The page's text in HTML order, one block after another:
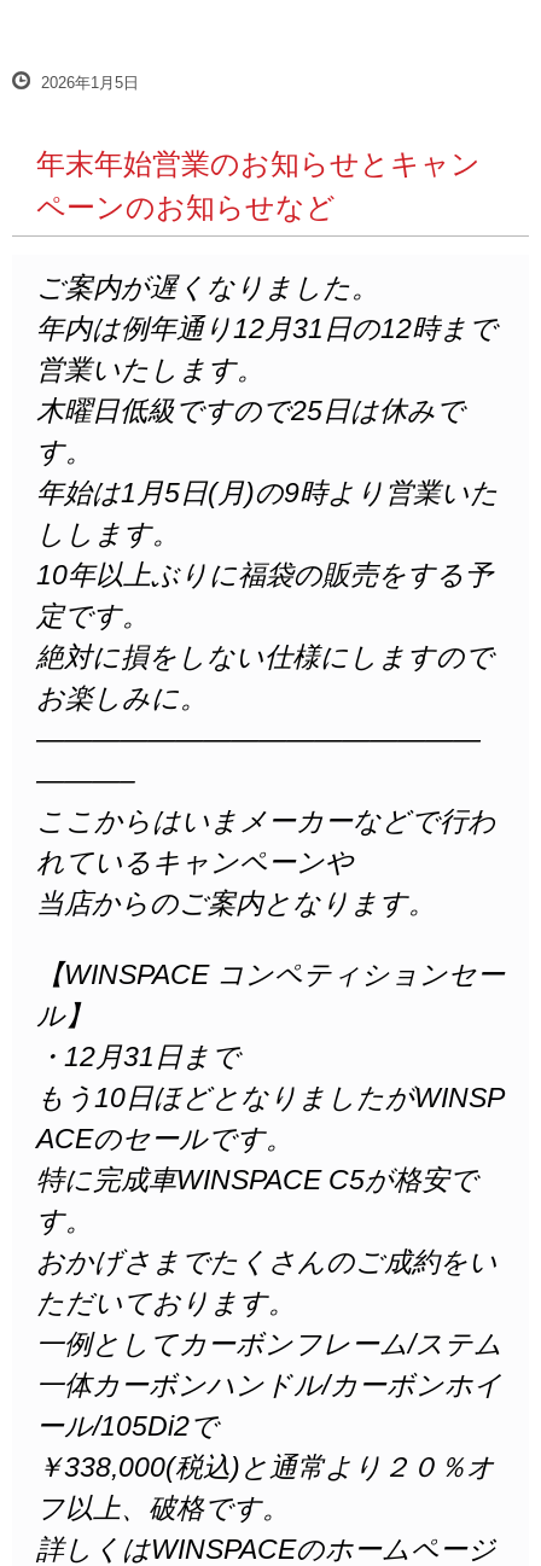
2026年1月5日
年末年始営業のお知らせとキャン
ペーンのお知らせなど
ご案内が遅くなりました。
年内は例年通り12月31日の12時まで
営業いたします。
木曜日低級ですので25日は休みで
す。
年始は1月5日(月)の9時より営業いた
しします。
10年以上ぶりに福袋の販売をする予
定です。
絶対に損をしない仕様にしますので
お楽しみに。
————————————————
———–
ここからはいまメーカーなどで行わ
れているキャンペーンや
当店からのご案内となります。
【WINSPACE コンペティションセー
ル】
・12月31日まで
もう10日ほどとなりましたがWINSP
ACEのセールです。
特に完成車WINSPACE C5が格安で
す。
おかげさまでたくさんのご成約をい
ただいております。
一例としてカーボンフレーム/ステム
一体カーボンハンドル/カーボンホイ
ール/105Di2で
￥338,000(税込)と通常より２０％オ
フ以上、破格です。
詳しくはWINSPACEのホームページ